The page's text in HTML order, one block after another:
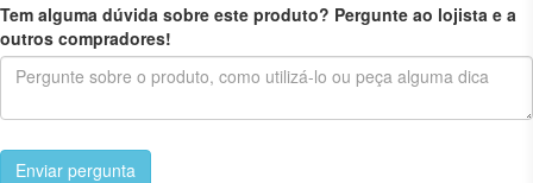
Tem alguma dúvida sobre este produto? Pergunte ao lojista e a
outros compradores!
Enviar pergunta